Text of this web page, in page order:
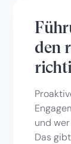
den
und
Das